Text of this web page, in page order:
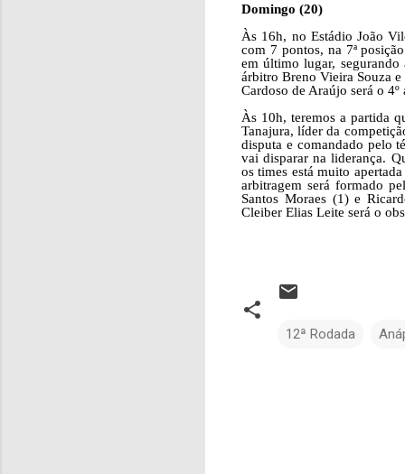
Domingo (20)
Às 16h, no Estádio João
com 7 pontos, na 7ª
em último lugar,
árbitro Breno Vieira Souza
Cardoso de Araújo será o
Às 10h, teremos a partida
Tanajura, líder da
disputa e comandado pelo
vai disparar na liderança.
os times está muito
arbitragem será formado
Santos Moraes (1) e
Cleiber Elias Leite será o
12ª Rodada